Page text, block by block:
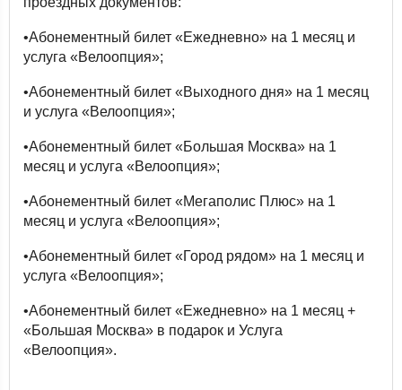
•Абонементный билет «Ежедневно» на 1 месяц и
услуга «Велоопция»;
•Абонементный билет «Выходного дня» на 1 месяц
и услуга «Велоопция»;
•Абонементный билет «Большая Москва» на 1
месяц и услуга «Велоопция»;
•Абонементный билет «Мегаполис Плюс» на 1
месяц и услуга «Велоопция»;
•Абонементный билет «Город рядом» на 1 месяц и
услуга «Велоопция»;
•Абонементный билет «Ежедневно» на 1 месяц +
«Большая Москва» в подарок и Услуга
«Велоопция».